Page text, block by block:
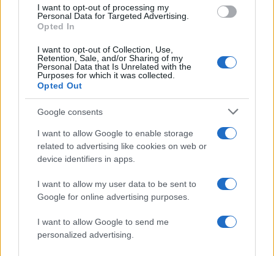
I want to opt-out of processing my
Personal Data for Targeted Advertising.
Opted In
I want to opt-out of Collection, Use,
Retention, Sale, and/or Sharing of my
Personal Data that Is Unrelated with the
Purposes for which it was collected.
Opted Out
Google consents
I want to allow Google to enable storage
related to advertising like cookies on web or
device identifiers in apps.
I want to allow my user data to be sent to
Google for online advertising purposes.
I want to allow Google to send me
personalized advertising.
Σχολίασε εδώ
50 /50
2000 /2000
Υποβολή σχολίου
Όροι Χρήσης. Το site προστατεύεται από reCAPTCHA, ισχύουν
Πολιτική Απορρήτου & Όροι Χρήσης
ΤΙΘΟΡΕΑ
ΤΡΑΠΕΖΑ